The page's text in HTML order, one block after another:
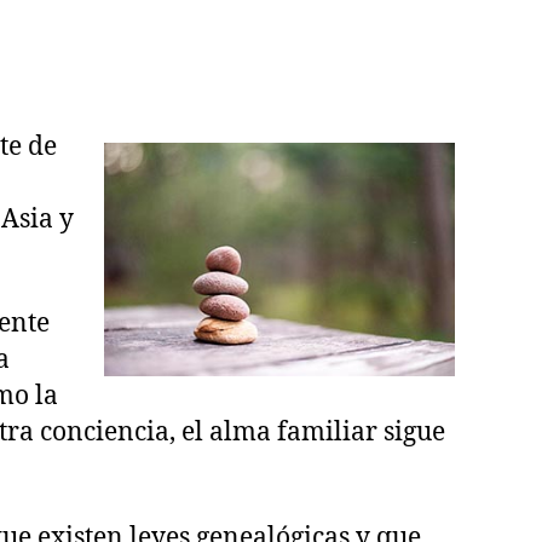
de
y
la
conciencia, el alma familiar sigue